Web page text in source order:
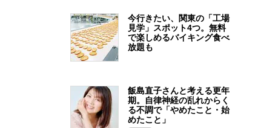
今行きたい、関東の「工場
見学」スポット4つ。無料
で楽しめるバイキング食べ
放題も
飯島直子さんと考える更年
期。自律神経の乱れからく
る不調で「やめたこと・始
めたこと」